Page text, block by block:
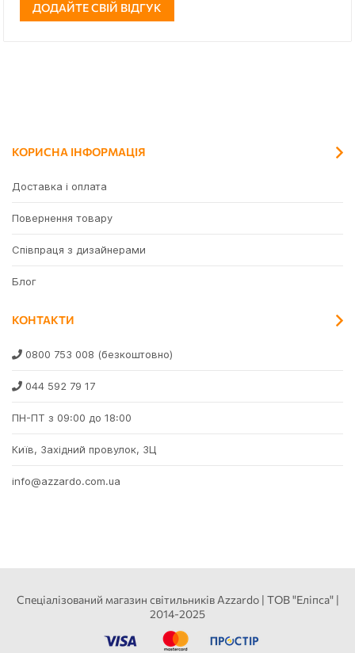
ДОДАЙТЕ СВІЙ ВІДГУК
КОРИСНА ІНФОРМАЦІЯ
Доставка і оплата
Повернення товару
Співпраця з дизайнерами
Блог
КОНТАКТИ
0800 753 008 (безкоштовно)
044 592 79 17
ПН-ПТ з 09:00 до 18:00
Київ, Західний провулок, 3Ц
info@azzardo.com.ua
Спеціалізований магазин світильників Azzardo | ТОВ "Еліпса" |
2014-2025